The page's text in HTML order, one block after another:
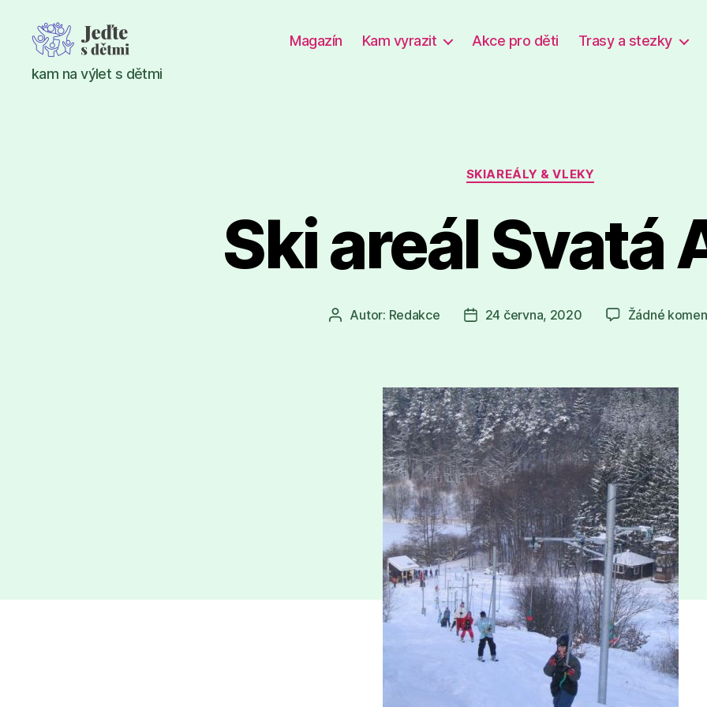
Jeďte
s
kam na výlet s dětmi
Magazín Kam vyrazit Akce pro děti Trasy a stezky
Rubriky
SKIAREÁLY & VLEKY
Ski areál Svatá
AutorAutor: Redakce
Datum
24 června, 2020 Žádné